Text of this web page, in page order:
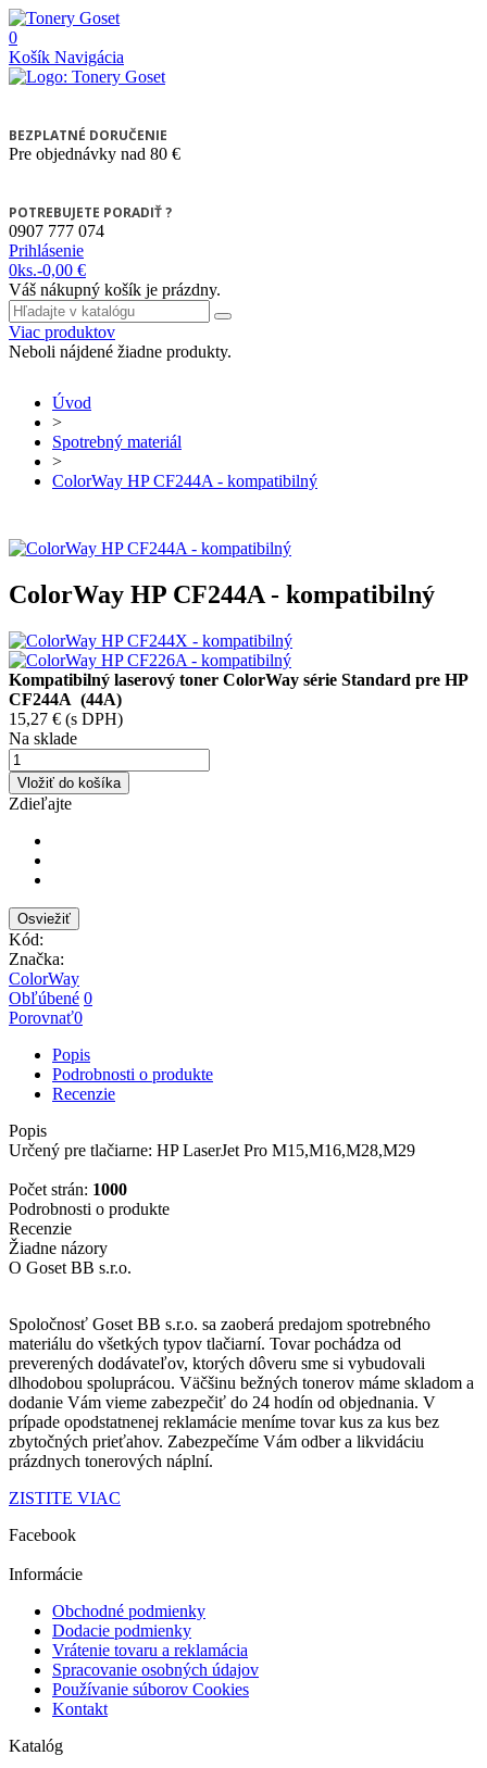
0
Košík Navigácia
BEZPLATNÉ DORUČENIE
Pre objednávky nad 80 €
POTREBUJETE PORADIŤ ?
0907 777 074
Prihlásenie
0ks.-0,00 €
Váš nákupný košík je prázdny.
Viac produktov
Neboli nájdené žiadne produkty.
Úvod
>
Spotrebný materiál
>
ColorWay HP CF244A - kompatibilný
ColorWay HP CF244A - kompatibilný
Kompatibilný laserový toner ColorWay série Standard pre HP
CF244A (44A)
15,27 € (s DPH)
Na sklade
Vložiť do košíka
Zdieľajte
Kód:
Značka:
ColorWay
Obľúbené 0
Porovnať0
Popis
Podrobnosti o produkte
Recenzie
Popis
Určený pre tlačiarne: HP LaserJet Pro M15,M16,M28,M29
Počet strán: 1000
Podrobnosti o produkte
Recenzie
Žiadne názory
O Goset BB s.r.o.
Spoločnosť Goset BB s.r.o. sa zaoberá predajom spotrebného
materiálu do všetkých typov tlačiarní. Tovar pochádza od
preverených dodávateľov, ktorých dôveru sme si vybudovali
dlhodobou spoluprácou. Väčšinu bežných tonerov máme skladom a
dodanie Vám vieme zabezpečiť do 24 hodín od objednania. V
prípade opodstatnenej reklamácie meníme tovar kus za kus bez
zbytočných prieťahov. Zabezpečíme Vám odber a likvidáciu
prázdnych tonerových náplní.
ZISTITE VIAC
Facebook
Informácie
Obchodné podmienky
Dodacie podmienky
Vrátenie tovaru a reklamácia
Spracovanie osobných údajov
Používanie súborov Cookies
Kontakt
Katalóg